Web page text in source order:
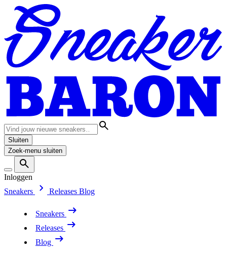
Sluiten
Zoek-menu sluiten
Inloggen
Sneakers
Releases Blog
Sneakers
Releases
Blog